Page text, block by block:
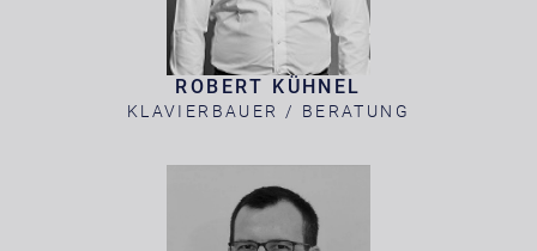
ROBERT KÜHNEL
KLAVIERBAUER / BERATUNG